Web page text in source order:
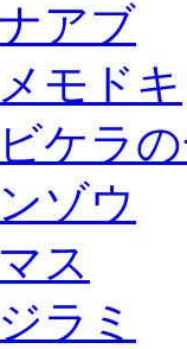
アブ
モドキ
ケラ
ゾウ
ス
ラミ